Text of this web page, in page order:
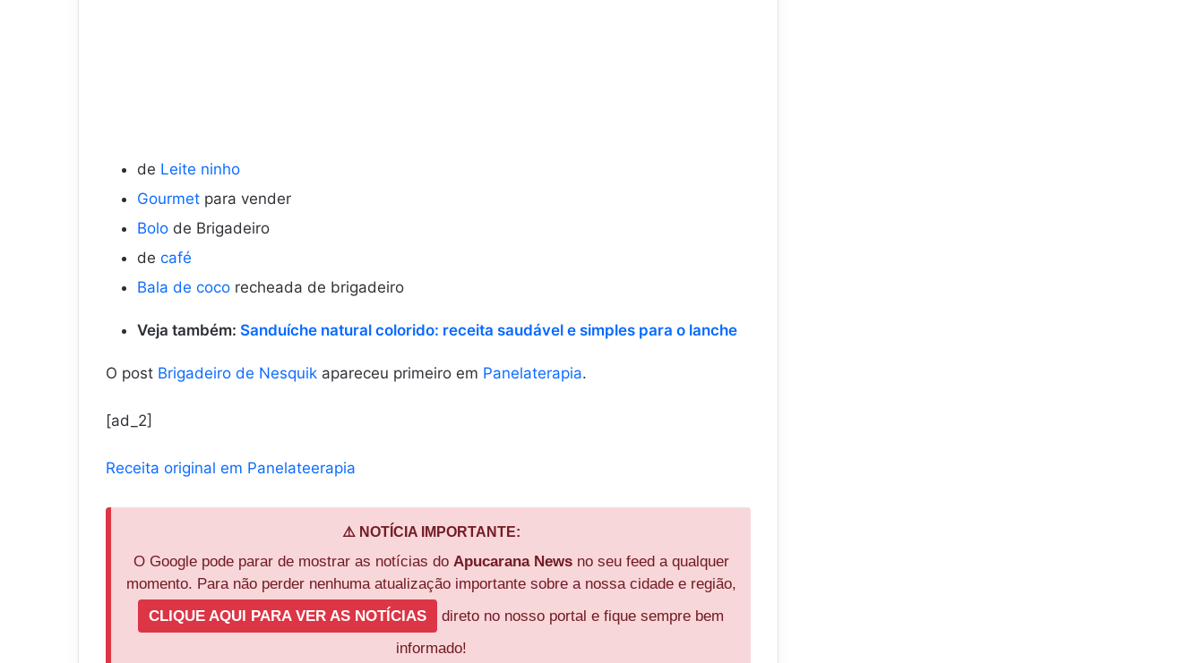
de Leite ninho
Gourmet para vender
Bolo de Brigadeiro
de café
Bala de coco recheada de brigadeiro
Veja também: Sanduíche natural colorido: receita saudável e simples para o lanche
O post Brigadeiro de Nesquik apareceu primeiro em Panelaterapia.
[ad_2]
Receita original em Panelateerapia
⚠️ NOTÍCIA IMPORTANTE:
O Google pode parar de mostrar as notícias do Apucarana Newsno seu feed a qualquer
momento. Para não perder nenhuma atualização importante sobre a nossa cidade e região,
CLIQUE AQUI PARA VER AS NOTÍCIAS
direto no nosso portal e fique sempre bem
informado!